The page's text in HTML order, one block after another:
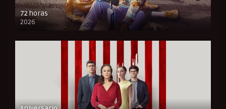
72 horas
2026
FULL HD